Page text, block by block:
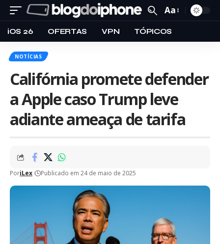
Aa
iOS 26 OFERTAS VPN TÓPICOS
NOTÍCIAS
Califórnia promete defender
a Apple caso Trump leve
adiante ameaça de tarifa
PoriLex Publicado em 24 de maio de 2025